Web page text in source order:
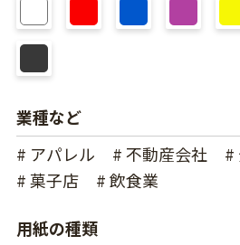
業種など
# アパレル
# 不動産会社 #
# 菓子店
# 飲食業
用紙の種類